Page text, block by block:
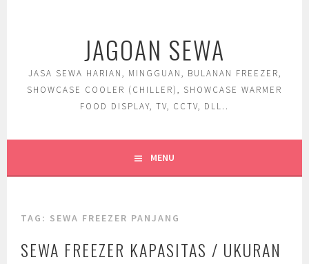
JAGOAN SEWA
JASA SEWA HARIAN, MINGGUAN, BULANAN FREEZER,
SHOWCASE COOLER (CHILLER), SHOWCASE WARMER
FOOD DISPLAY, TV, CCTV, DLL..
MENU
TAG: SEWA FREEZER PANJANG
SEWA FREEZER KAPASITAS / UKURAN